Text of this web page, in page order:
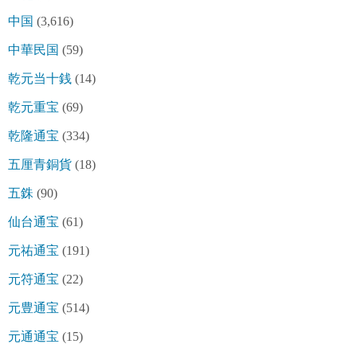
中国 (3,616)
中華民国 (59)
乾元当十銭 (14)
乾元重宝 (69)
乾隆通宝 (334)
五厘青銅貨 (18)
五銖 (90)
仙台通宝 (61)
元祐通宝 (191)
元符通宝 (22)
元豊通宝 (514)
元通通宝 (15)